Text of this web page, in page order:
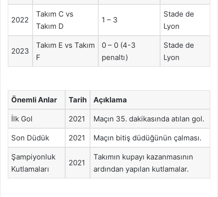
2022
Takım C vs
Takım D
1 – 3
Stade de
Lyon
2023
Takım E vs Takım
F
0 – 0 (4-3
penaltı)
Stade de
Lyon
Önemli Anlar Tarih Açıklama
İlk Gol 2021 Maçın 35. dakikasında atılan gol.
Son Düdük 2021 Maçın bitiş düdüğünün çalması.
Şampiyonluk
Kutlamaları
2021
Takımın kupayı kazanmasının
ardından yapılan kutlamalar.